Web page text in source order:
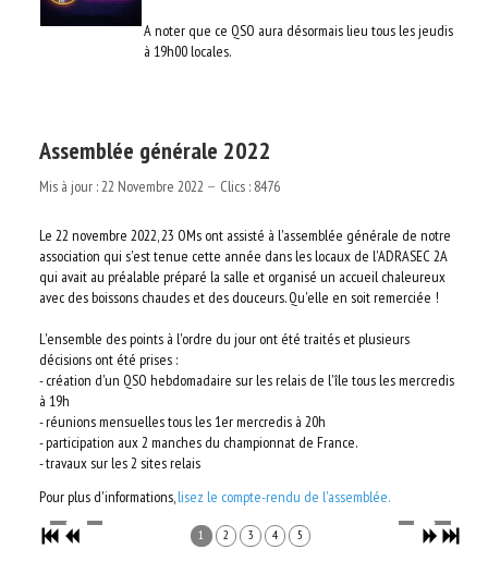
LOGIN
A noter que ce QSO aura désormais lieu tous les jeudis
à 19h00 locales.
Assemblée générale 2022
Mis à jour : 22 Novembre 2022 Clics : 8476
Le 22 novembre 2022, 23 OMs ont assisté à l'assemblée générale de notre
association qui s'est tenue cette année dans les locaux de l'ADRASEC 2A
qui avait au préalable préparé la salle et organisé un accueil chaleureux
avec des boissons chaudes et des douceurs. Qu'elle en soit remerciée !
L'ensemble des points à l'ordre du jour ont été traités et plusieurs
décisions ont été prises :
- création d'un QSO hebdomadaire sur les relais de l'île tous les mercredis
à 19h
- réunions mensuelles tous les 1er mercredis à 20h
- participation aux 2 manches du championnat de France.
- travaux sur les 2 sites relais
Pour plus d'informations,lisez le compte-rendu de l'assemblée.
1 2 3 4 5